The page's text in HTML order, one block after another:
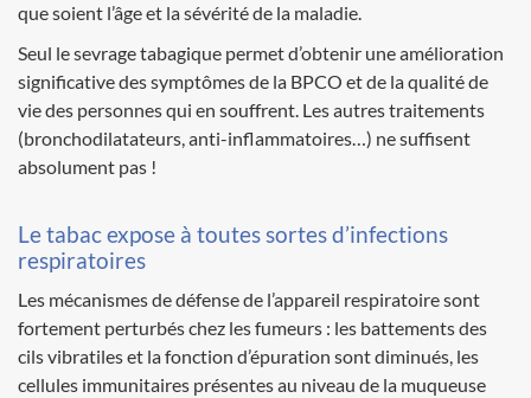
que soient l’âge et la sévérité de la maladie.
Seul le sevrage tabagique permet d’obtenir une amélioration
significative des symptômes de la BPCO et de la qualité de
vie des personnes qui en souffrent. Les autres traitements
(bronchodilatateurs, anti-inflammatoires…) ne suffisent
absolument pas !
Le tabac expose à toutes sortes d’infections
respiratoires
Les mécanismes de défense de l’appareil respiratoire sont
fortement perturbés chez les fumeurs : les battements des
cils vibratiles et la fonction d’épuration sont diminués, les
cellules immunitaires présentes au niveau de la muqueuse